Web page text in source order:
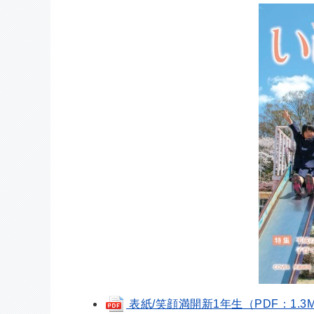
表紙/笑顔満開新1年生（PDF：